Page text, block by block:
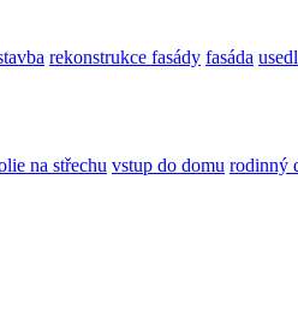
rekonstrukce fasády fasáda
na střechu vstup do domu rodinný